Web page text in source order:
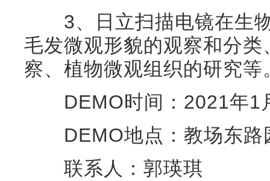
3、日立扫描电镜在生物
毛发微观形貌的观察和分
察、植物微观组织的研究等
DEMO时间：2021年1
DEMO地点：教场东路
联系人：郭瑛琪